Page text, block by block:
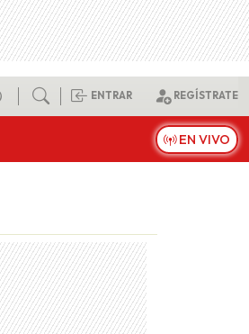
ENTRAR REGÍSTRATE
EN VIVO